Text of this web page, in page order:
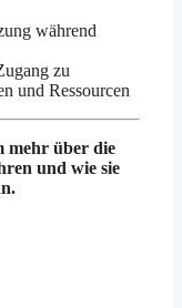
während
zu
und Ressourcen
mehr über die
und wie sie